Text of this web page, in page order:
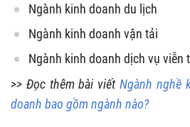
Ngành kinh doanh du lịch
Ngành kinh doanh vận tải
Ngành kinh doanh dịch vụ viễn
>> Đọc thêm bài viếtNgành nghề
doanh bao gồm ngành nào?